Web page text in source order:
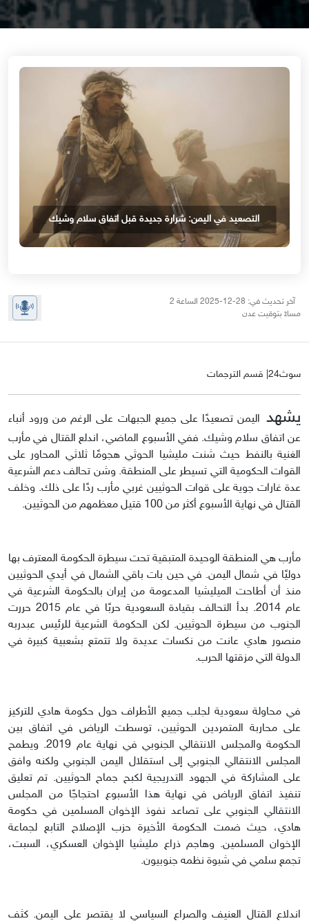
التصعيد في اليمن: شرارة جديدة قبل اتفاق سلام وشيك
آخر تحديث في: 28-12-2025 الساعة 2
مساءً بتوقيت عدن
سوث24| قسم الترجمات
يشهد اليمن تصعيدًا على جميع الجبهات على الرغم من ورود أنباء
عن اتفاق سلام وشيك. ففي الأسبوع الماضي، اندلع القتال في مأرب
الغنية بالنفط حيث شنت مليشيا الحوثي هجومًا ثلاثي المحاور على
القوات الحكومية التي تسيطر على المنطقة. وشن تحالف دعم الشرعية
عدة غارات جوية على قوات الحوثيين غربي مأرب ردًا على ذلك. وخلف
القتال في نهاية الأسبوع أكثر من 100 قتيل معظمهم من الحوثيين.
مأرب هي المنطقة الوحيدة المتبقية تحت سيطرة الحكومة المعترف بها
دوليًا في شمال اليمن. في حين بات باقي الشمال في أيدي الحوثيين
منذ أن أطاحت الميليشيا المدعومة من إيران بالحكومة الشرعية في
عام 2014. بدأ التحالف بقيادة السعودية حربًا في عام 2015 حررت
الجنوب من سيطرة الحوثيين. لكن الحكومة الشرعية للرئيس عبدربه
منصور هادي عانت من نكسات عديدة ولا تتمتع بشعبية كبيرة في
الدولة التي مزقتها الحرب.
في محاولة سعودية لجلب جميع الأطراف حول حكومة هادي للتركيز
على محاربة المتمردين الحوثيين، توسطت الرياض في اتفاق بين
الحكومة والمجلس الانتقالي الجنوبي في نهاية عام 2019. ويطمح
المجلس الانتقالي الجنوبي إلى استقلال اليمن الجنوبي ولكنه وافق
على المشاركة في الجهود التدريجية لكبح جماح الحوثيين. تم تعليق
تنفيذ اتفاق الرياض في نهاية هذا الأسبوع احتجاجًا من المجلس
الانتقالي الجنوبي على تصاعد نفوذ الإخوان المسلمين في حكومة
هادي، حيث ضمت الحكومة الأخيرة حزب الإصلاح التابع لجماعة
الإخوان المسلمين. وهاجم ذراع مليشيا الإخوان العسكري، السبت،
تجمع سلمي في شبوة نظمه جنوبيون.
اندلاع القتال العنيف والصراع السياسي لا يقتصر على اليمن. كثف